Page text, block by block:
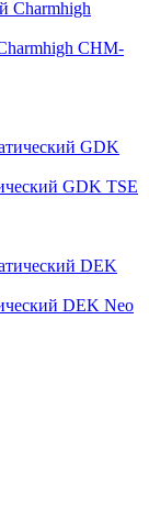
CHM-
GDK TSE
DEK Neo